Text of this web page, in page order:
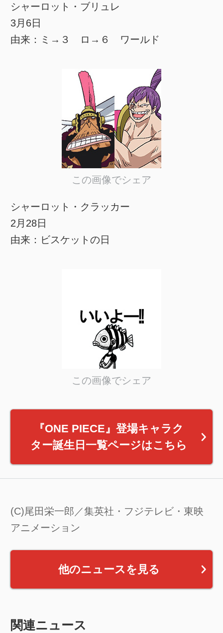
シャーロット・ブリュレ
3月6日
由来：ミ→３ ロ→６ ワールド
この画像でシェア
シャーロット・クラッカー
2月28日
由来：ビスケットの日
この画像でシェア
『ONE PIECE』登場キャラク
ター誕生日一覧ページはこちら
(C)尾田栄一郎／集英社・フジテレビ・東映
アニメーション
他のニュースを見る
関連ニュース